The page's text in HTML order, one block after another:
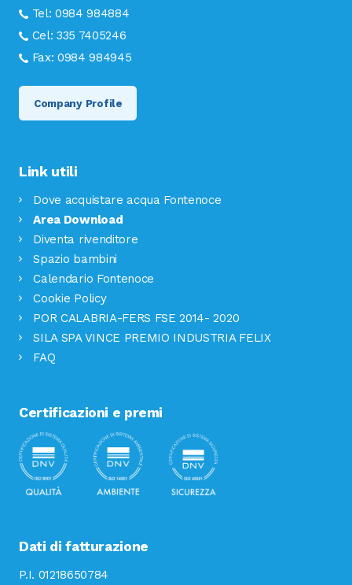
Tel:0984 984884
Cel:335 7405246
Fax:0984 984945
Company Profile
Link utili
Dove acquistare acqua Fontenoce
Area Download
Diventa rivenditore
Spazio bambini
Calendario Fontenoce
Cookie Policy
POR CALABRIA-FERS FSE 2014- 2020
SILA SPA VINCE PREMIO INDUSTRIA FELIX
FAQ
Certificazioni e premi
Dati di fatturazione
P.I. 01218650784